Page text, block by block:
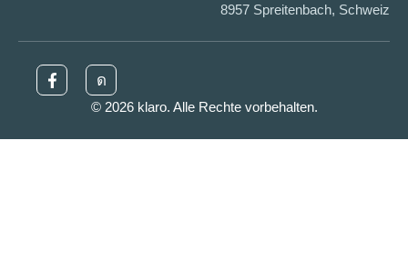
8957 Spreitenbach, Schweiz
© 2026 klaro. Alle Rechte vorbehalten.